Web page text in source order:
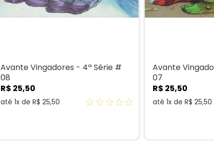
Avante Vingadores - 4ª Série #
08
R$ 25,50
até 1x de R$ 25,50 ☆☆☆☆☆
Avante
07
R$ 25,50
até 1x de R$ 25,50